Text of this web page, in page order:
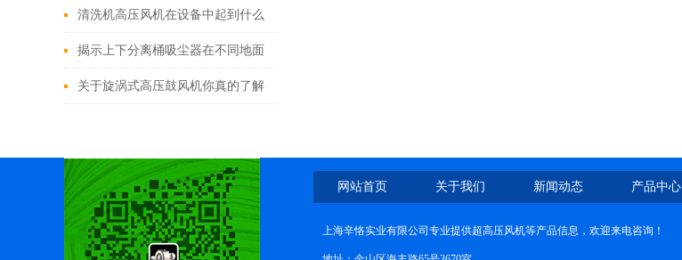
段式高压鼓风机
清洗机高压风机在设备中起到什么
作用？
揭示上下分离桶吸尘器在不同地面
和角落中展现出的多功能优势
关于旋涡式高压鼓风机你真的了解
网站首页 关于我们 新闻动态 产品中心
上海辛恪实业有限公司专业提供超高压风机等产品信息，欢迎来电咨询！